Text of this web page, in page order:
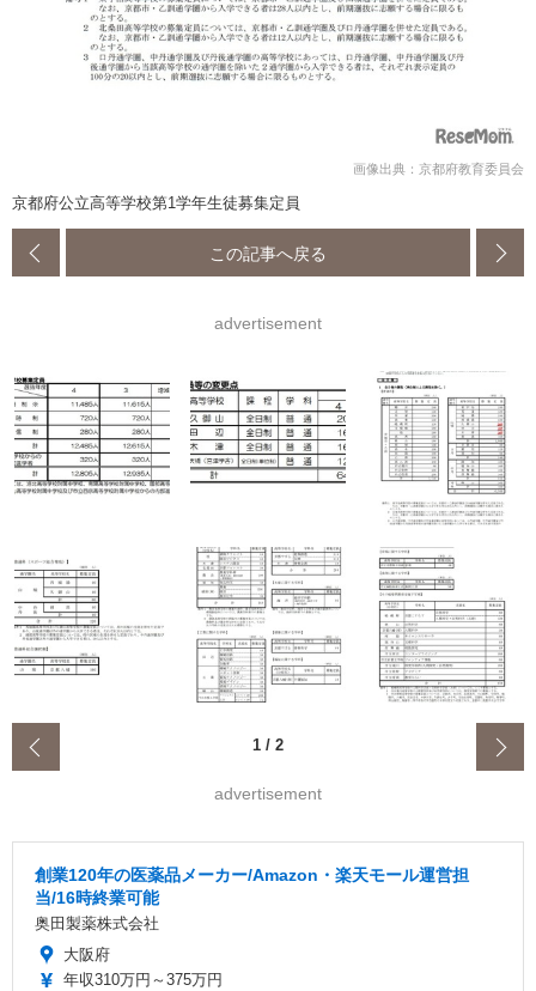
画像出典：京都府教育委員会
京都府公立高等学校第1学年生徒募集定員
この記事へ戻る
advertisement
1 / 2
advertisement
創業120年の医薬品メーカー/Amazon・楽天モール運営担
当/16時終業可能
奥田製薬株式会社
大阪府
年収310万円～375万円